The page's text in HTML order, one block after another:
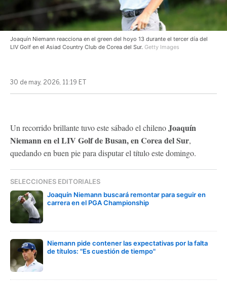
Joaquín Niemann reacciona en el green del hoyo 13 durante el tercer día del
LIV Golf en el Asiad Country Club de Corea del Sur. Getty Images
30 de may, 2026, 11:19 ET
Un recorrido brillante tuvo este sábado el chilenoJoaquín
Niemann en el LIV Golf de Busan, en Corea del Sur,
quedando en buen pie para disputar el título este domingo.
SELECCIONES EDITORIALES
Joaquín Niemann buscará remontar para seguir en
carrera en el PGA Championship
Niemann pide contener las expectativas por la falta
de títulos: "Es cuestión de tiempo"